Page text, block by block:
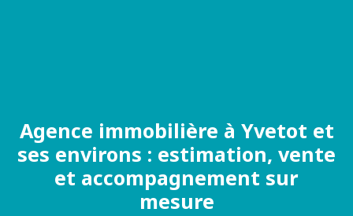
Agence immobilière à Yvetot et
ses environs : estimation, vente
et accompagnement sur
mesure